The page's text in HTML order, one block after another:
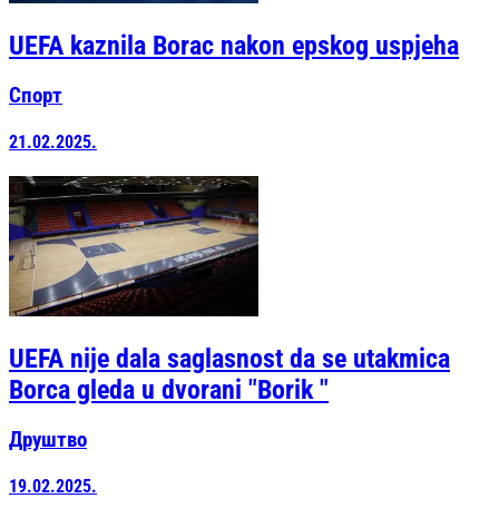
UEFA kaznila Borac nakon epskog uspjeha
Спорт
21.02.2025.
UEFA nije dala saglasnost da se utakmica
Borca gleda u dvorani "Borik "
Друштво
19.02.2025.